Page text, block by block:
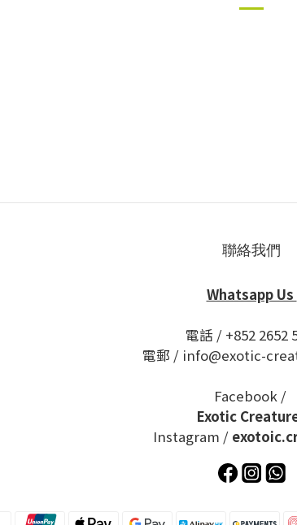
聯絡我們
Whatsapp Us
電話 / +852 2652
電郵 / info@exotic-
Facebook /
Exotic
Instagram /